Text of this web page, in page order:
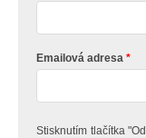
Emailová adresa
Stisknutím tlačítka